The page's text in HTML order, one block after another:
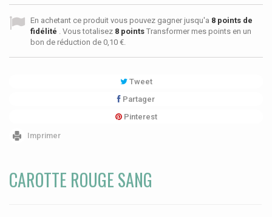
En achetant ce produit vous pouvez gagner jusqu'a 8 points de
fidélité . Vous totalisez 8 points Transformer mes points en un
bon de réduction de 0,10 €.
Tweet
Partager
Pinterest
Imprimer
CAROTTE ROUGE SANG